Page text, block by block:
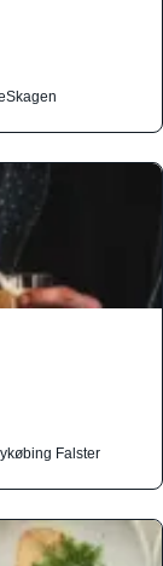
Skagen
Falster